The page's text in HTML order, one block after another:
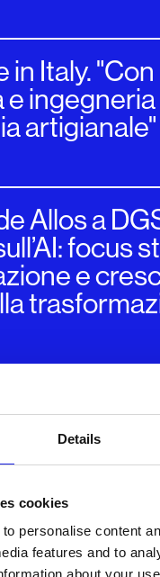
Details
cookies
personalise content
features and to
about your
in Italy.
artigianale"
Allos a
focus
e
Allos e
AI first
verticali